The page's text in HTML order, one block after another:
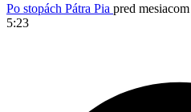
Po stopách Pátra Pia pred mesiacom
5:23